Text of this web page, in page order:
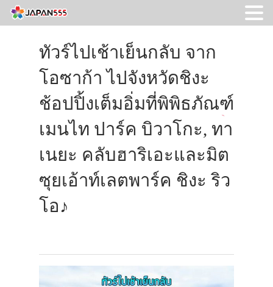
ทัวร์ไปเช้าเย็นกลับ จาก
โอซาก้า ไปจังหวัดชิงะ
ช้อปปิ้งเต็มอิ่มที่พิพิธภัณฑ์
เมนไท ปาร์ค บิวาโกะ, ทา
เนยะ คลับฮาริเอะและมิต
ซุยเอ้าท์เลตพาร์ค ชิงะ ริว
โอ♪